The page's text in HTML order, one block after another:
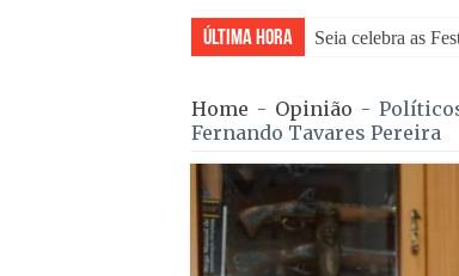
Última Hora GNR de Gouveia
Home - Opinião -
Fernando Tavares Pereira